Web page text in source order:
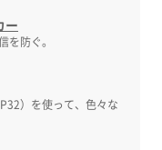
ー
防ぐ。
）を使って、色々な